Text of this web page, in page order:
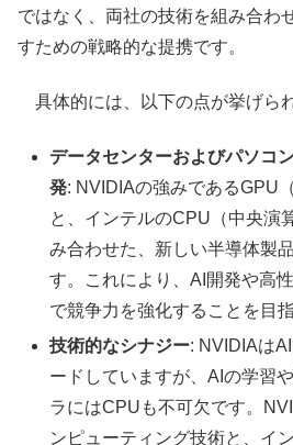
ではなく、両社の技術を組み合わ
すための戦略的な提携です。
具体的には、以下の点が挙げら
データセンターおよびパソコ
発: NVIDIAの強みであるGPU
と、インテルのCPU（中央演
み合わせた、新しい半導体製
す。これにより、AI開発や高
で競争力を強化することを目
技術的なシナジー: NVIDIAは
ードしていますが、AIの学習
ラにはCPUも不可欠です。
ンピューティング技術と、イ